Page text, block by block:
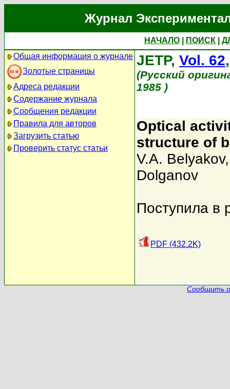
Журнал
НАЧАЛО ПОИСК
Общая информация о журнале
Золотые страницы
Адреса редакции
Содержание журнала
Сообщения редакции
Правила для авторов
Загрузить статью
Проверить статус статьи
JETP, Vol. 62
(Русский
1985 )
Optical
structure of
V.A. Belyakov
Dolganov
Поступила в
PDF (432.2K)
Сообщить о